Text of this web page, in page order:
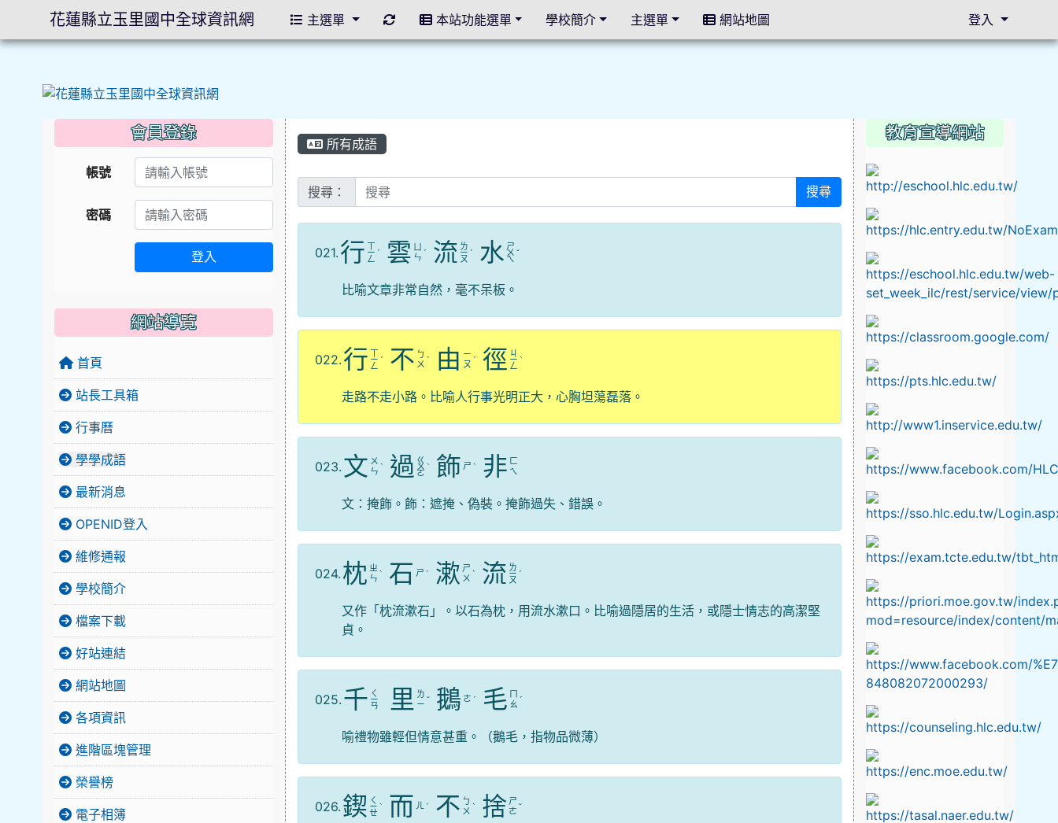
⏸
所有成語
搜尋： 搜尋
021. 行 ㄒ
ㄧ
ㄥ
ˊ 雲 ㄣ ˊ 流 ㄌ
ㄧ
ㄡ
ˊ 水 ㄕ
ㄨ
ㄟ
ˇ
比喻文章非常自然，毫不呆板。
022. 行 ㄒ
ㄧ
ㄥ
ˊ 不 ㄅ
ㄨ ˋ 由 ㄧ
ㄡ ˊ 徑 ㄐ
ㄧ
ㄥ
ˋ
走路不走小路。比喻人行事光明正大，心胸坦蕩磊落。
023. 文 ㄨ
ㄣ ˋ 過 ㄍ
ㄨ
ㄛ
ˋ 飾 ㄕ ˋ 非 ㄈ
ㄟ
文：掩飾。飾：遮掩、偽裝。掩飾過失、錯誤。
024. 枕 ㄓ
ㄣ ˋ 石 ㄕ ˊ 漱 ㄕ
ㄨ ˋ 流 ㄌ
ㄧ
ㄡ
ˊ
又作「枕流漱石」。以石為枕，用流水漱口。比喻過隱居的生活，或隱士情志的高潔堅
貞。
025. 千 ㄑ
ㄧ
ㄢ 里 ㄌ
ㄧ ˇ 鵝 ㄜ ˊ 毛 ㄇ
ㄠ ˊ
喻禮物雖輕但情意甚重。（鵝毛，指物品微薄）
026. 鍥 ㄑ
ㄧ
ㄝ
ˋ 而 ㄦ ˊ 不 ㄅ
ㄨ ˋ 捨 ㄕ
ㄜ ˇ
會員登錄
帳號
密碼
登入
網站導覽
首頁
站長工具箱
行事曆
學學成語
最新消息
OPENID登入
維修通報
學校簡介
檔案下載
好站連結
網站地圖
各項資訊
進階區塊管理
榮譽榜
電子相簿
教育宣導網站
花蓮縣立玉里國中全球資訊網 主選單 重新取得佈景設定
本站功能選單 學校簡介 主選單 網站地圖 登入